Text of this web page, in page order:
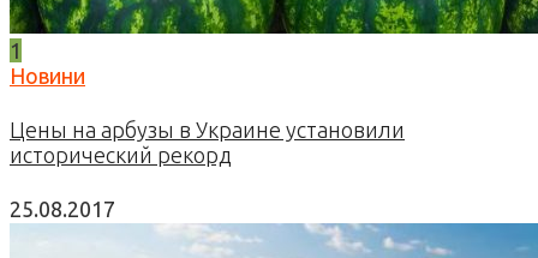
1
Новини
Цены на арбузы в Украине установили
исторический рекорд
25.08.2017